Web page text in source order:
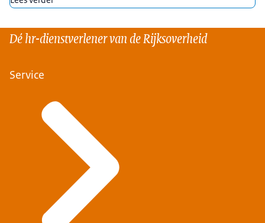
Dé hr-dienstverlener van de Rijksoverheid
Service